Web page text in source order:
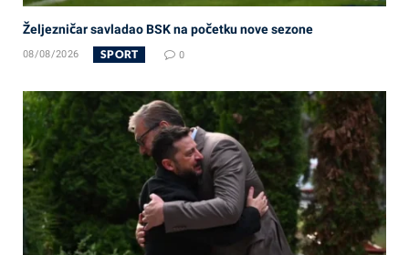
Željezničar savladao BSK na početku nove sezone
08/08/2026 SPORT 0